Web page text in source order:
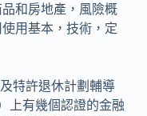
和房地產，風險概
用基本，技術，定
特許退休計劃輔導
上有幾個認證的金融